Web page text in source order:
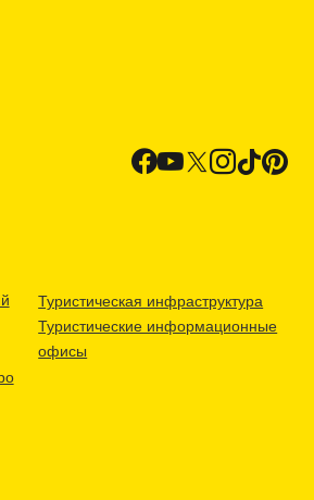
Туристическая инфраструктура
Туристические информационные
офисы